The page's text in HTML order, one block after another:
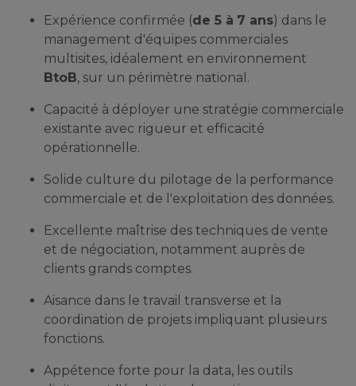
Expérience confirmée (de 5 à 7 ans) dans le
management d'équipes commerciales
multisites, idéalement en environnement
BtoB, sur un périmètre national.
Capacité à déployer une stratégie commerciale
existante avec rigueur et efficacité
opérationnelle.
Solide culture du pilotage de la performance
commerciale et de l'exploitation des données.
Excellente maîtrise des techniques de vente
et de négociation, notamment auprès de
clients grands comptes.
Aisance dans le travail transverse et la
coordination de projets impliquant plusieurs
fonctions.
Appétence forte pour la data, les outils